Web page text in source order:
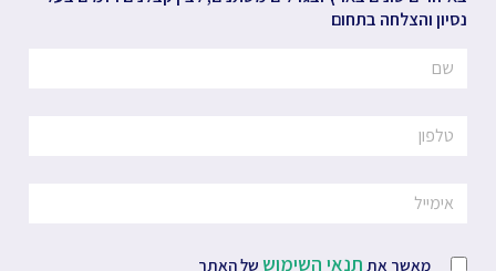
נסיון והצלחה בתחום
מאשר את תנאי השימוש של האתר